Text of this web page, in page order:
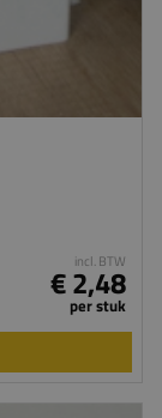
incl. BTW
€ 2,48
per stuk